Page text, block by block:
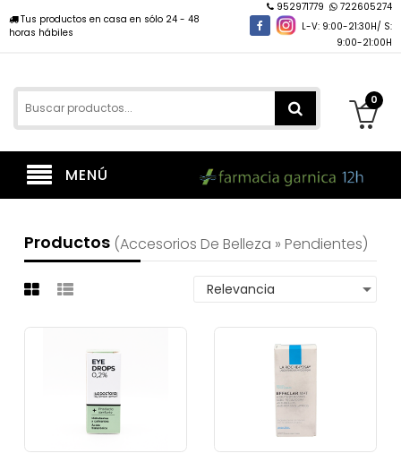
Tus productos en casa en sólo 24 - 48
horas hábiles
952971779
722605274
L-V: 9:00-21:30H/ S:
9:00-21:00H
0
MENÚ
Productos (accesorios De Belleza » Pendientes)